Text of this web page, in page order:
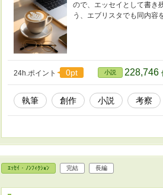
ので、エッセイとして書
う、エブリスタでも同内容
24h.ポイント 0pt 小説 228,746
執筆 創作 小説 考察
ｴｯｾｲ・ﾉﾝﾌｨｸｼｮﾝ 完結 長編